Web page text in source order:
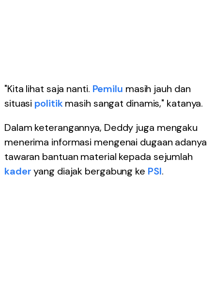
"Kita lihat saja nanti. Pemilu masih jauh dan
situasi politikmasih sangat dinamis," katanya.
Dalam keterangannya, Deddy juga mengaku
menerima informasi mengenai dugaan adanya
tawaran bantuan material kepada sejumlah
kaderyang diajak bergabung ke PSI.